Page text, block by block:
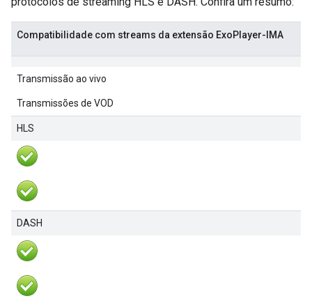
Compatibilidade com streams da extensão ExoPlayer-IMA
Transmissão ao vivo
Transmissões de VOD
HLS
DASH